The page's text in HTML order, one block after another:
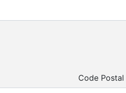
Code Postal